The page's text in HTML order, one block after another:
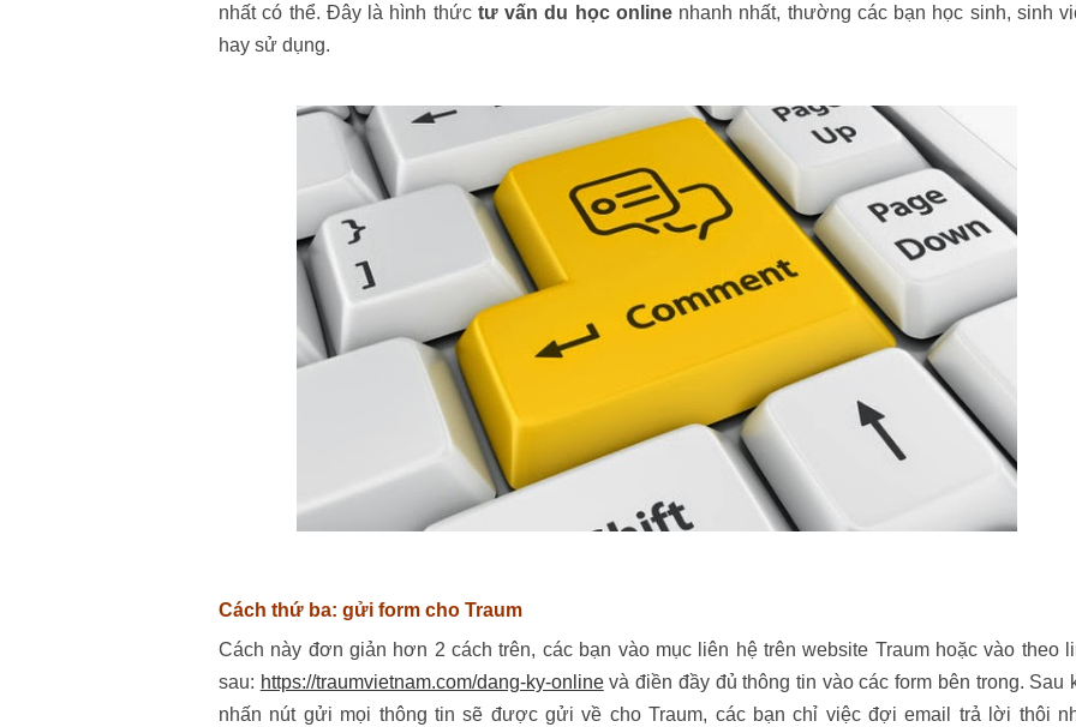
nhất có thể. Đây là hình thức tư vấn du học onlinenhanh nhất, thường các bạn học sinh, sinh
hay sử dụng.
Cách thứ ba: gửi form cho Traum
Cách này đơn giản hơn 2 cách trên, các bạn vào mục liên hệ trên website Traum hoặc vào theo
sau: https://traumvietnam.com/dang-ky-onlinevà điền đầy đủ thông tin vào các form bên trong. Sau
nhấn nút gửi mọi thông tin sẽ được gửi về cho Traum, các bạn chỉ việc đợi email trả lời thôi